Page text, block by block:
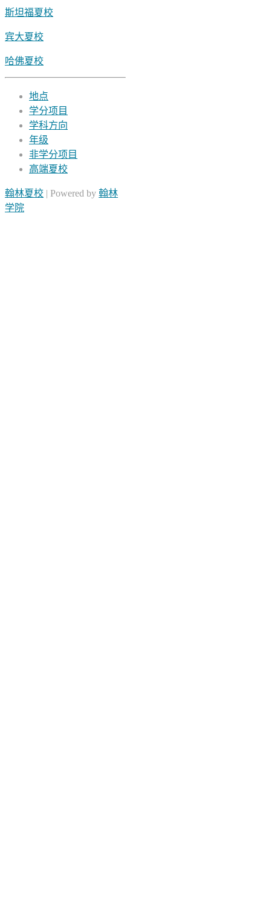
斯坦福夏校
宾大夏校
哈佛夏校
地点
学分项目
学科方向
年级
非学分项目
高端夏校
翰林夏校 | Powered by 翰林
学院